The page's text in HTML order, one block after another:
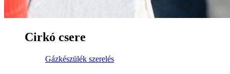
Cirkó csere
Gázkészülék szerelés